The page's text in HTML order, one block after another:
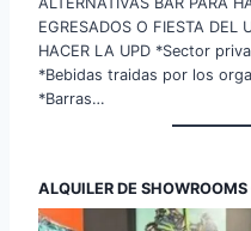
EGRESADOS O FIESTA DEL
HACER LA UPD *Sector
*Bebidas traidas por los
*Barras…
ALQUILER DE SHOWROOMS